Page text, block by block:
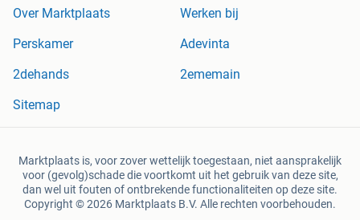
Over Marktplaats
Werken bij
Perskamer
Adevinta
2dehands
2ememain
Sitemap
Marktplaats is, voor zover wettelijk toegestaan, niet aansprakelijk
voor (gevolg)schade die voortkomt uit het gebruik van deze site,
dan wel uit fouten of ontbrekende functionaliteiten op deze site.
Copyright © 2026 Marktplaats B.V. Alle rechten voorbehouden.